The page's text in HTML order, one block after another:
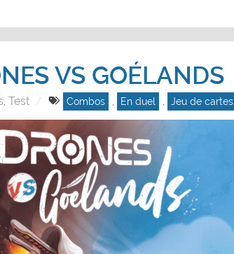
VS GOÉLANDS
Test Combos En duel Jeu de cartes